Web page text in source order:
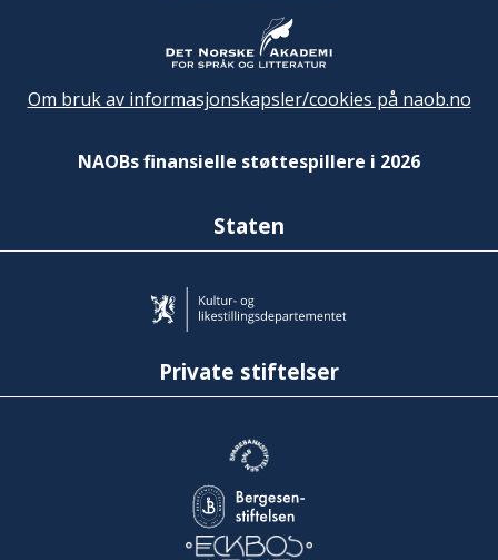
Om bruk av informasjonskapsler/cookies på naob.no
NAOBs finansielle støttespillere i 2026
Staten
Private stiftelser